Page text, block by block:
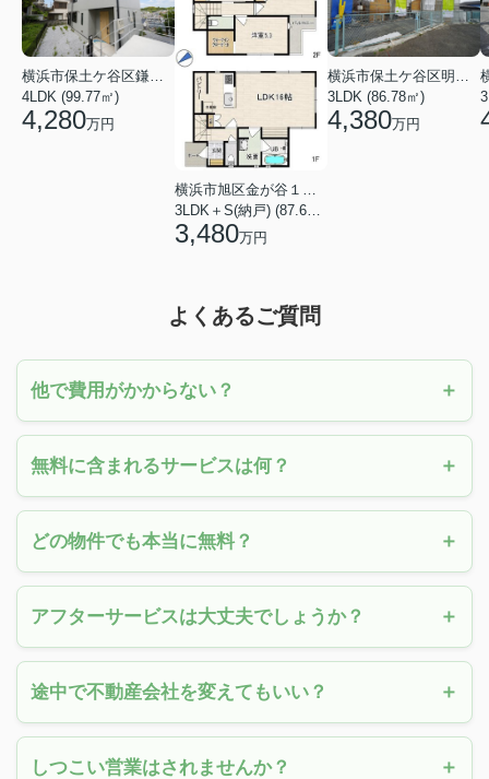
4LDK (99.77㎡)
4,280万円
3,480万円
3LDK (86.78㎡)
4,380万円
よくあるご質問
他で費用がかからない？
無料に含まれるサービスは何？
どの物件でも本当に無料？
アフターサービスは大丈夫でしょうか？
途中で不動産会社を変えてもいい？
しつこい営業はされませんか？